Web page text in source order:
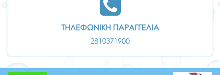
ΤΗΛΕΦΩΝΙΚΗ ΠΑΡΑΓΓΕΛΙΑ
2810371900